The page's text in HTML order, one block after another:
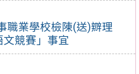
職業學校檢陳(送)辧理
文競賽」事宜